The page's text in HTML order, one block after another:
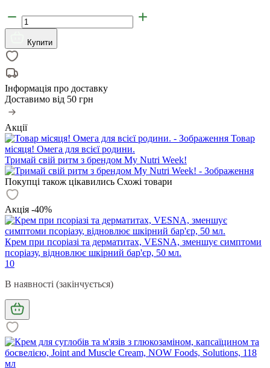
Купити
Інформація про доставку
Доставимо від 50 грн
Акції
Товар
місяця! Омега для всієї родини.
Тримай свій ритм з брендом My Nutri Week!
Покупці також цікавились Схожі товари
Акція -40%
Крем при псоріазі та дерматитах, VESNA, зменшує симптоми
псоріазу, відновлює шкірний бар'єр, 50 мл.
10
В наявності (закінчується)